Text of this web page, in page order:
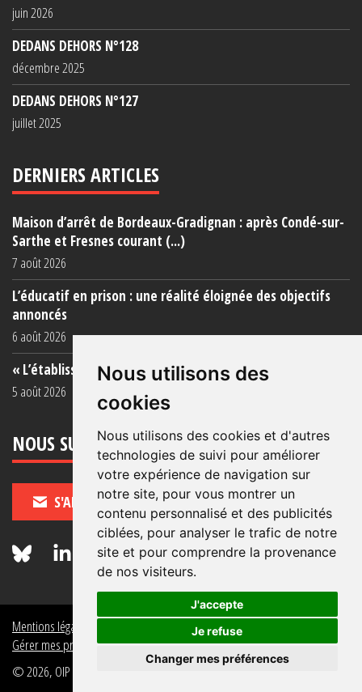
Nous utilisons des
cookies
Nous utilisons des cookies et d'autres
technologies de suivi pour améliorer
votre expérience de navigation sur
notre site, pour vous montrer un
contenu personnalisé et des publicités
ciblées, pour analyser le trafic de notre
site et pour comprendre la provenance
de nos visiteurs.
J'accepte
Je refuse
Changer mes préférences
juin 2026
DEDANS DEHORS N°128
décembre 2025
DEDANS DEHORS N°127
juillet 2025
DERNIERS ARTICLES
Maison d’arrêt de Bordeaux-Gradignan : après Condé-sur-
Sarthe et Fresnes courant (...)
7 août 2026
L’éducatif en prison : une réalité éloignée des objectifs
annoncés
6 août 2026
« L’établissement est une porcherie totale »
5 août 2026
NOUS SUIVRE
S'ABONNER
Mentions légales
Politique de données personnelles
Gérer mes préférences de données personnelles
© 2026, OIP Section FR